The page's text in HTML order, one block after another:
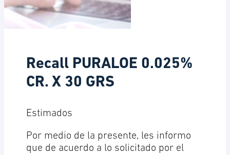
Recall PURALOE 0.025%
CR. X 30 GRS
Estimados
Por medio de la presente, les informo
que de acuerdo a lo solicitado por el